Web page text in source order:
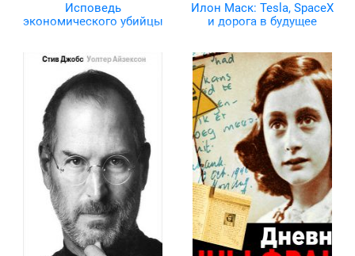
Исповедь
экономического убийцы
Илон Маск: Tesla, SpaceX
и дорога в будущее